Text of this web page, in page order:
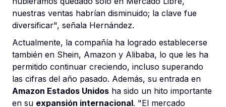
nuestras ventas habrían disminuido; la clave fue
diversificar", señala Hernández.
Actualmente, la compañía ha logrado establecerse
también en Shein, Amazon y Alibaba, lo que les ha
permitido continuar creciendo, incluso superando
las cifras del año pasado. Además, su entrada en
Amazon Estados Unidos ha sido un hito importante
en su expansión internacional. "El mercado